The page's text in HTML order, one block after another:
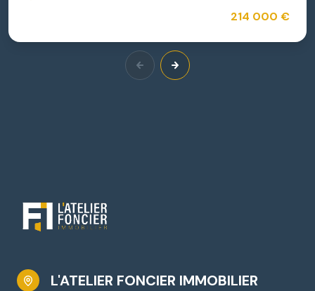
214 000 €
L'ATELIER FONCIER IMMOBILIER